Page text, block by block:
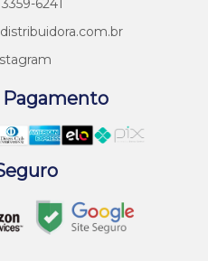
Pagamento